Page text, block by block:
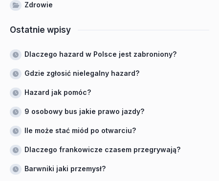
Zdrowie
Ostatnie wpisy
Dlaczego hazard w Polsce jest zabroniony?
Gdzie zgłosić nielegalny hazard?
Hazard jak pomóc?
9 osobowy bus jakie prawo jazdy?
Ile może stać miód po otwarciu?
Dlaczego frankowicze czasem przegrywają?
Barwniki jaki przemysł?